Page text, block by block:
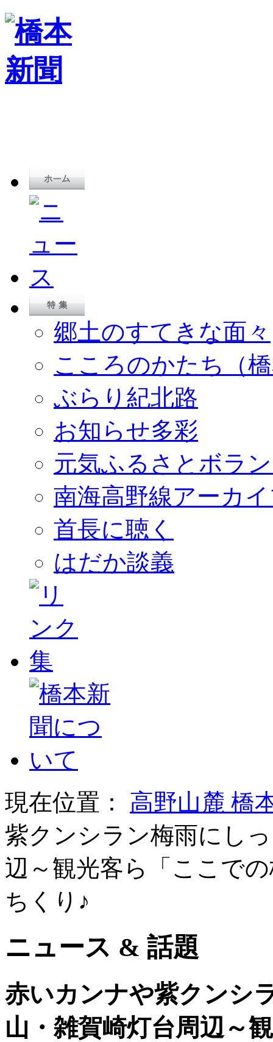
郷土のすてきな面々
こころのかたち（
ぶらり紀北路
お知らせ多彩
元気ふるさとボラ
南海高野線アーカ
首長に聴く
はだか談義
現在位置： 高野山麓 橋
紫クンシラン梅雨にし
辺～観光客ら「ここで
ちくり♪
ニュース & 話題
赤いカンナや紫クンシ
山・雑賀崎灯台周辺～